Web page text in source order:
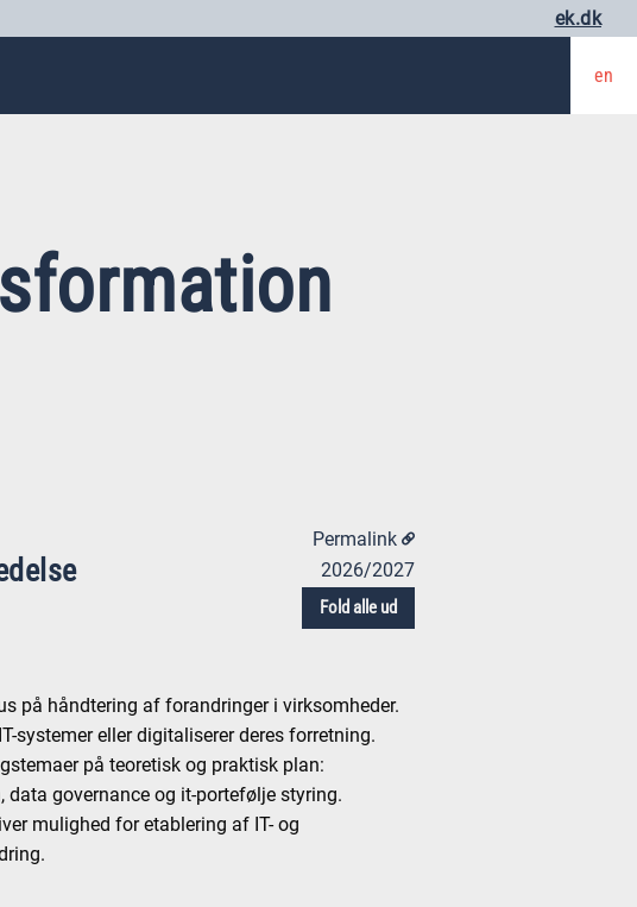
ek.dk
en
Permalink
2026/2027
Fold alle ud
på håndtering af forandringer i virksomheder.
systemer eller digitaliserer deres forretning.
på teoretisk og praktisk plan:
data governance og it-portefølje styring.
mulighed for etablering af IT- og